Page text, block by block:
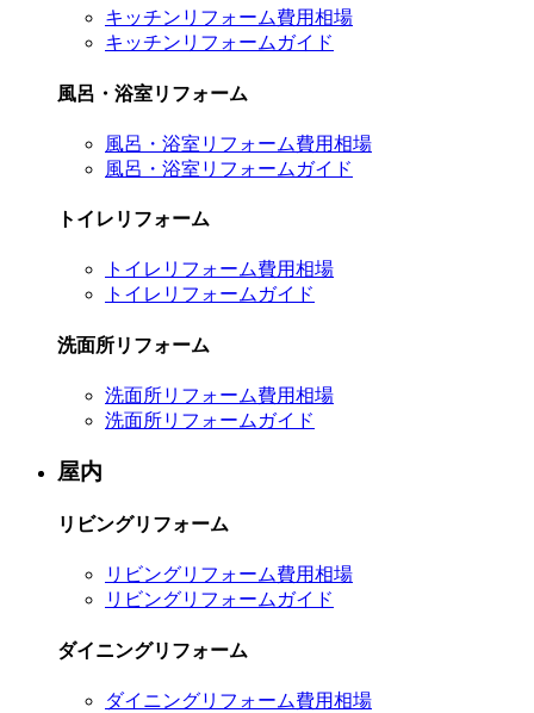
キッチンリフォーム費用相場
キッチンリフォームガイド
風呂・浴室リフォーム
風呂・浴室リフォーム費用相場
風呂・浴室リフォームガイド
トイレリフォーム
トイレリフォーム費用相場
トイレリフォームガイド
洗面所リフォーム
洗面所リフォーム費用相場
洗面所リフォームガイド
屋内
リビングリフォーム
リビングリフォーム費用相場
リビングリフォームガイド
ダイニングリフォーム
ダイニングリフォーム費用相場